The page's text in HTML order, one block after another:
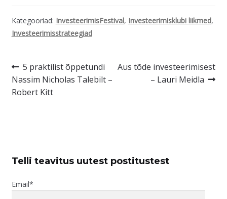
Kategooriad: InvesteerimisFestival, Investeerimisklubi liikmed,
Investeerimisstrateegiad
Navigeerimine
Eelmine
postitus:
5 praktilist õppetundi
Nassim Nicholas Talebilt –
Robert Kitt
Järgmine
Aus tõde investeerimisest
– Lauri Meidla
Telli teavitus uutest postitustest
Email*